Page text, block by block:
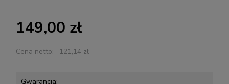
149,00 zł
Cena netto: 121,14 zł
Gwarancja: